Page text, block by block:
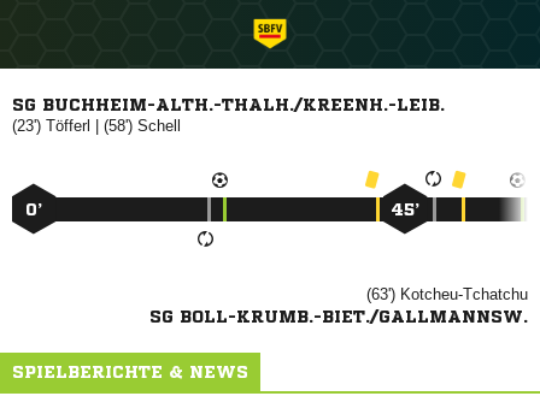
SG BUCHHEIM-ALTH.-THALH./KREENH.-LEIB.
(23')  | (58') 
0’ 45’
(63') 
SG BOLL-KRUMB.-BIET./GALLMANNSW.
SPIELBERICHTE & NEWS